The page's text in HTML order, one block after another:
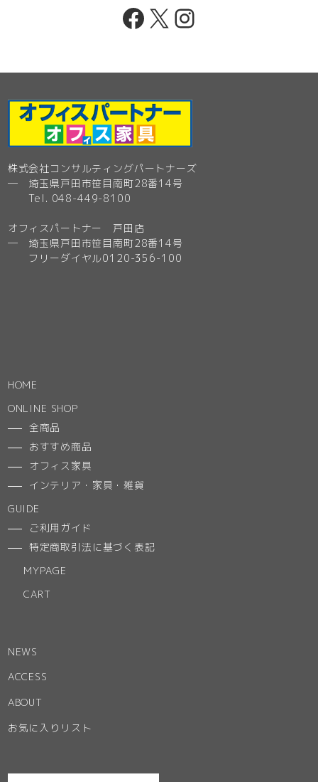
Facebook
X Instagram
株式会社コンサルティングパートナーズ
─ 埼玉県戸田市笹目南町28番14号
Tel. 048-449-8100
オフィスパートナー 戸田店
─ 埼玉県戸田市笹目南町28番14号
フリーダイヤル0120-356-100
HOME
ONLINE SHOP
全商品
おすすめ商品
オフィス家具
インテリア・家具・雑貨
GUIDE
ご利用ガイド
特定商取引法に基づく表記
MYPAGE
CART
NEWS
ACCESS
ABOUT
お気に入りリスト